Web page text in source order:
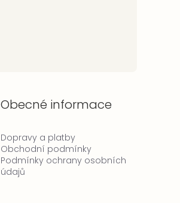
Obecné informace
Dopravy a platby
Obchodní podmínky
Podmínky ochrany osobních
údajů